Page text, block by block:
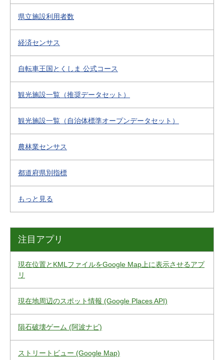
県立施設利用者数
経済センサス
自転車王国とくしま 公式コース
観光施設一覧（推奨データセット）
観光施設一覧（自治体標準オープンデータセット）
農林業センサス
都道府県別指標
もっと見る
注目アプリ
現在位置とKMLファイルをGoogle Map上に表示させるアプ
リ
現在地周辺のスポット情報 (Google Places API)
隕石破壊ゲーム (阿波ナビ)
ストリートビュー (Google Map)